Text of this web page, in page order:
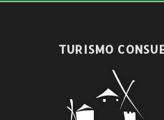
TURISMO